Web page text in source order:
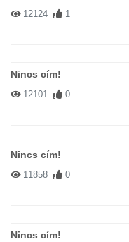
12124 1
Nincs cím!
12101 0
Nincs cím!
11858 0
Nincs cím!